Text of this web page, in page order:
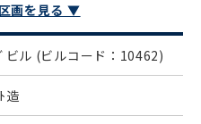
画を見る ▼
ビル (ビルコード：10462)
造